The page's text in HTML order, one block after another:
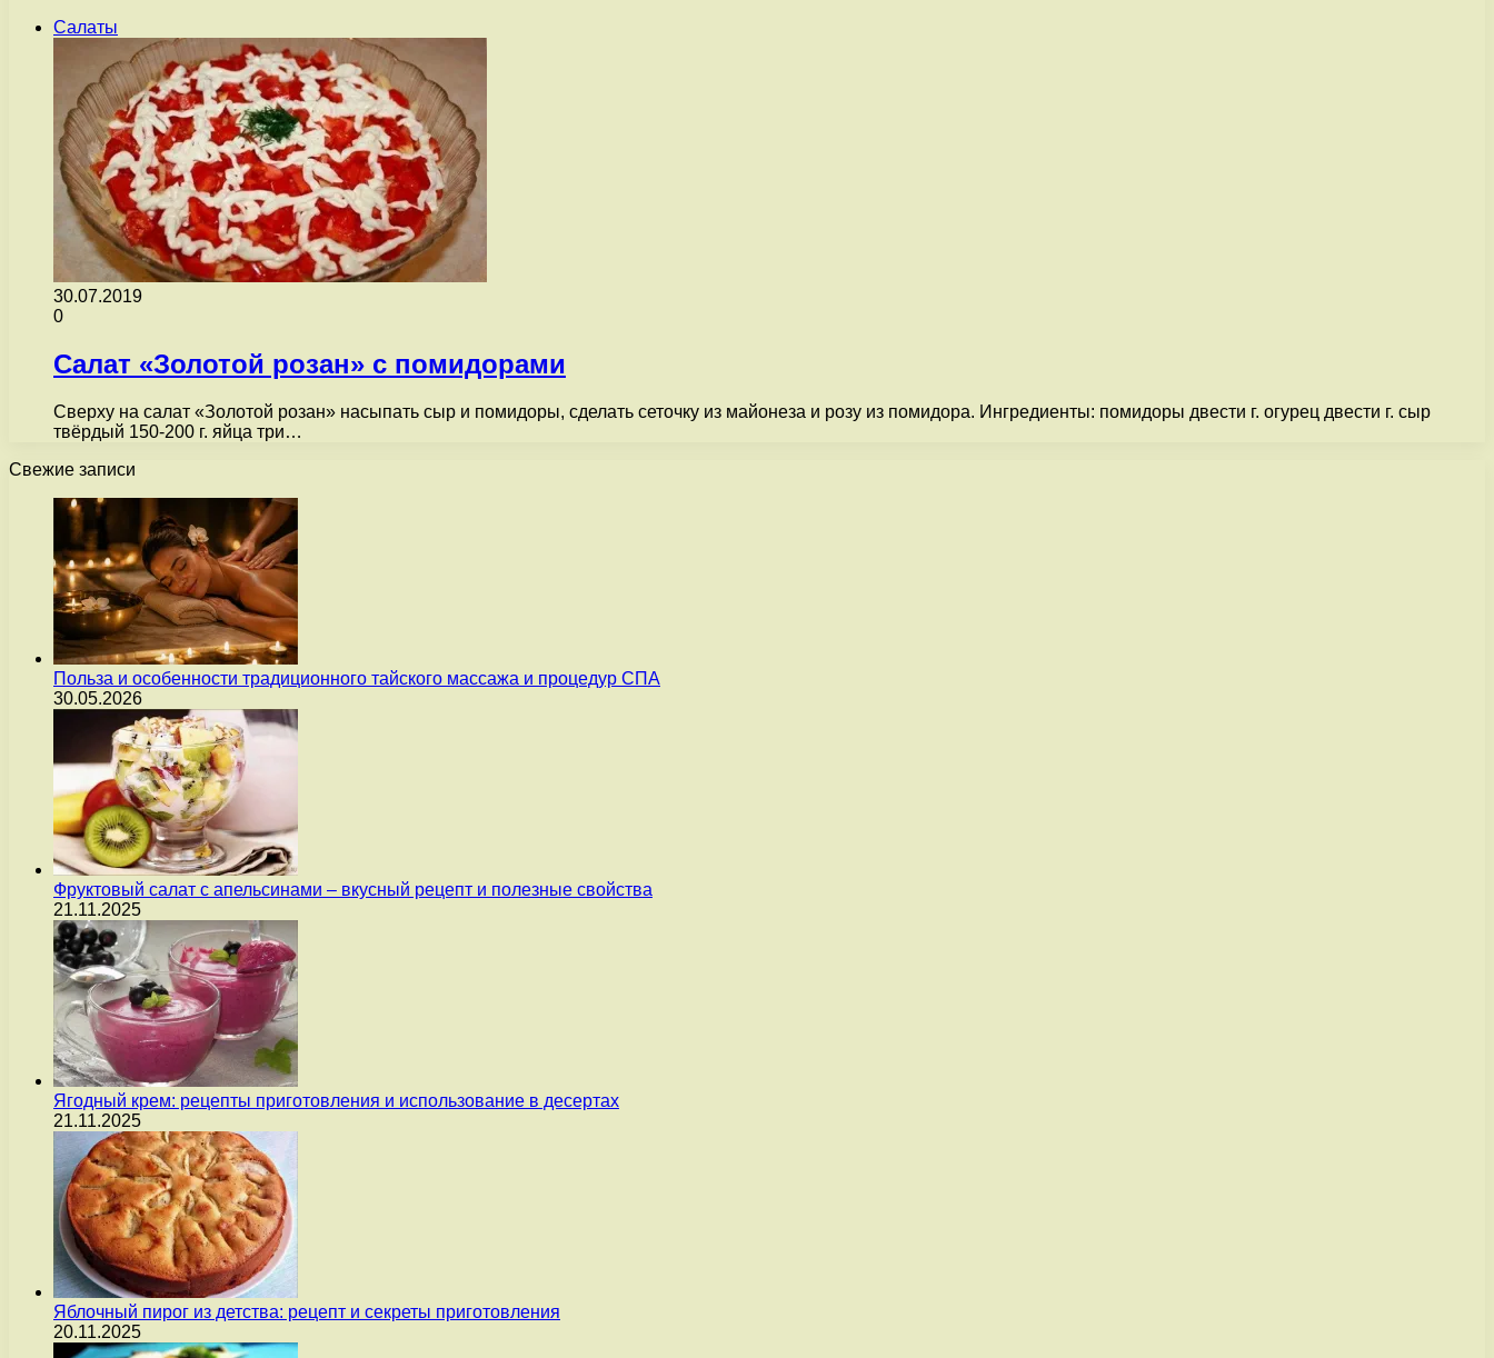
Салаты
30.07.2019
0
Салат «Золотой розан» с помидорами
Сверху на салат «Золотой розан» насыпать сыр и помидоры, сделать сеточку из майонеза и розу из помидора. Ингредиенты: помидоры двести г. огурец двести г. сыр
твёрдый 150-200 г. яйца три…
Свежие записи
Польза и особенности традиционного тайского массажа и процедур СПА
30.05.2026
Фруктовый салат с апельсинами – вкусный рецепт и полезные свойства
21.11.2025
Ягодный крем: рецепты приготовления и использование в десертах
21.11.2025
Яблочный пирог из детства: рецепт и секреты приготовления
20.11.2025